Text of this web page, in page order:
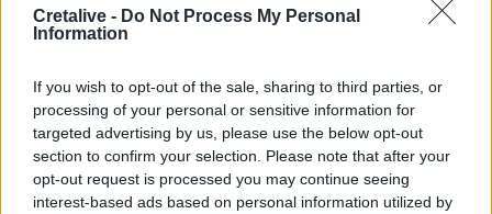
Cretalive - Do Not Process My Personal
Information
If you wish to opt-out of the sale, sharing to third parties, or
processing of your personal or sensitive information for
targeted advertising by us, please use the below opt-out
section to confirm your selection. Please note that after your
opt-out request is processed you may continue seeing
interest-based ads based on personal information utilized by
03:16
θερμοκρασία, ο ανεμιστήρας οροφής αλλάζει την
αίσθηση
02:30
Αυξάνονται οι ενδείξεις για ζωή στον Άρη